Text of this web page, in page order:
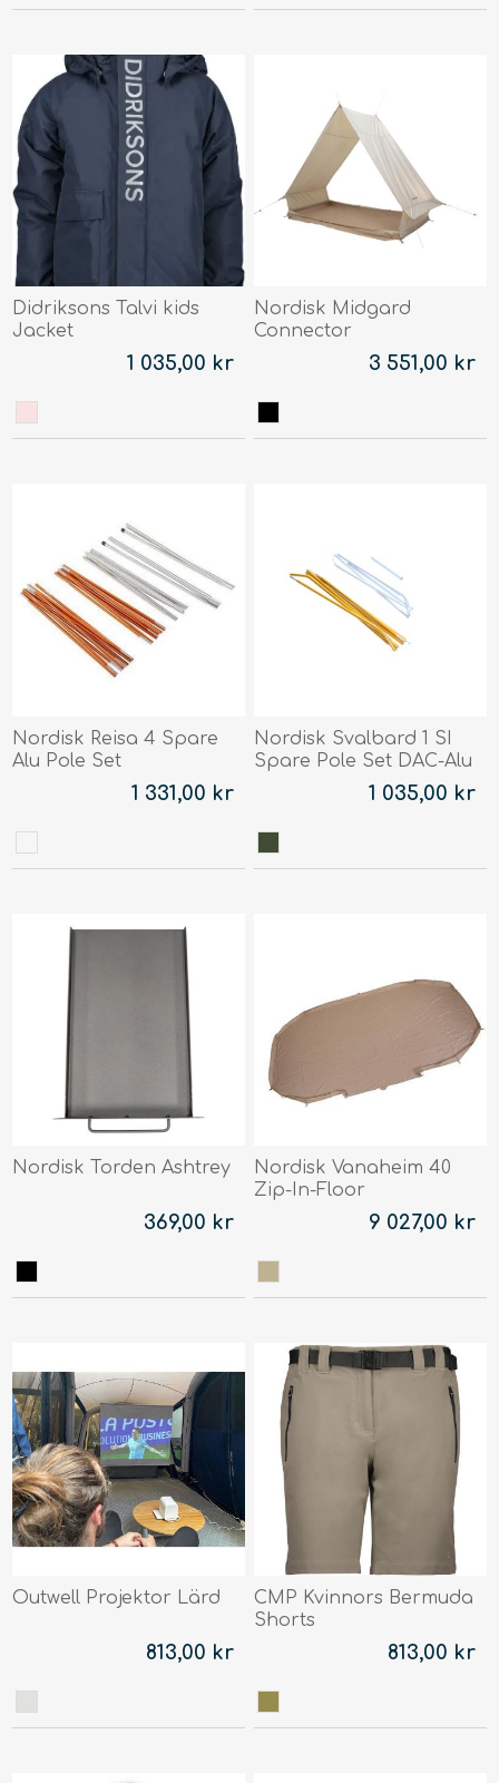
Didriksons Talvi kids
Jacket
1 035,00 kr
Nordisk Midgard
Connector
3 551,00 kr
Nordisk Reisa 4 Spare
Alu Pole Set
1 331,00 kr
Nordisk Svalbard 1 SI
Spare Pole Set DAC-Alu
1 035,00 kr
Nordisk Torden Ashtrey
369,00 kr
Nordisk Vanaheim 40
Zip-In-Floor
9 027,00 kr
Outwell Projektor Lärd
813,00 kr
CMP Kvinnors Bermuda
Shorts
813,00 kr